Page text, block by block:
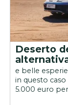
Deserto
e belle
in questo
5.000 euro